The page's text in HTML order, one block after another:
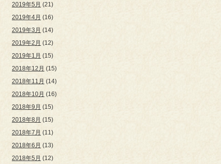
2019年5月 (21)
2019年4月 (16)
2019年3月 (14)
2019年2月 (12)
2019年1月 (15)
2018年12月 (15)
2018年11月 (14)
2018年10月 (16)
2018年9月 (15)
2018年8月 (15)
2018年7月 (11)
2018年6月 (13)
2018年5月 (12)